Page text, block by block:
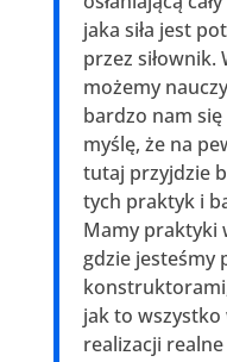
jaka siła jest
przez siłownik.
możemy
bardzo nam
myślę, że na
tutaj przyjdzie
tych praktyk i
Mamy praktyki
gdzie jesteśmy
jak to wszystko
realizacji